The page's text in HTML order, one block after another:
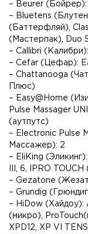
– Beurer (Бойрер):
– Bluetens
(Баттерфляй),
(Мастерпак), Duo
– Callibri
– Cefar (Цефар):
– Chattanooga
Плюс)
– Easy@Home
Pulse Massager
(аутпутс)
– Electronic Pulse
Массажер): 2
– EliKing
III, 6, IPRO
– Gezatone
– Grundig
– HiDow (Хайдоу):
(микро),
XPD12, XP VI